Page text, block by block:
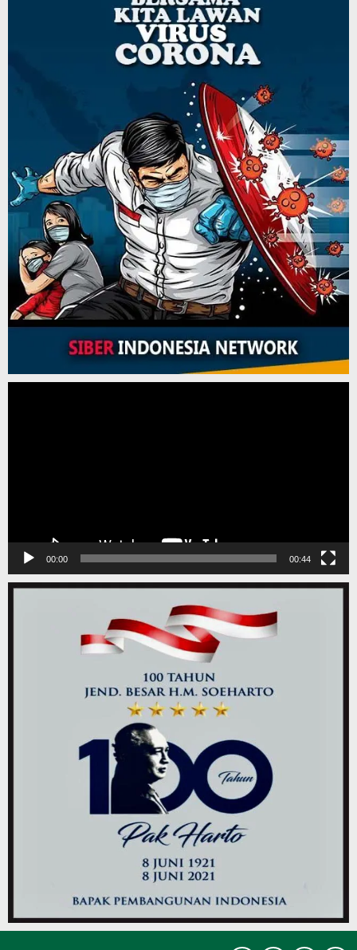
00:00 00:44